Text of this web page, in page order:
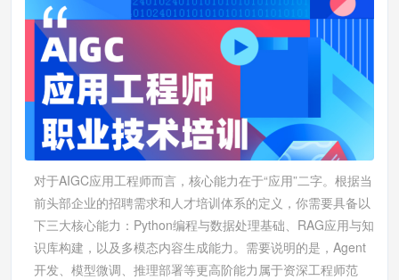
对于AIGC应用工程师而言，核心能力在于“应用”二字。根据当
前头部企业的招聘需求和人才培训体系的定义，你需要具备以
下三大核心能力：Python编程与数据处理基础、RAG应用与知
识库构建，以及多模态内容生成能力。需要说明的是，Agent
开发、模型微调、推理部署等更高阶能力属于资深工程师范